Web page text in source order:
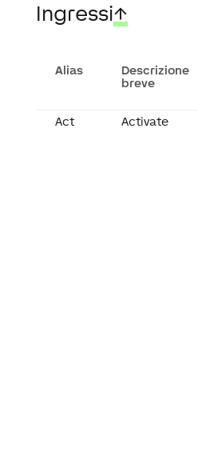
Ingressi↑
Alias
Descrizione
breve
Act
Activate